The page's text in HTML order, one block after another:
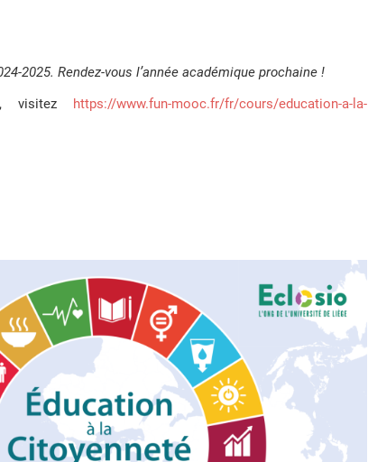
2025. Rendez-vous l’année académique prochaine !
visitez https://www.fun-mooc.fr/fr/cours/education-a-la-